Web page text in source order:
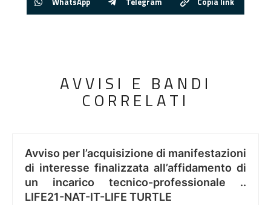
AVVISI E BANDI
CORRELATI
Avviso per l’acquisizione di manifestazioni
di interesse finalizzata all’affidamento di
un incarico tecnico-professionale ..
LIFE21-NAT-IT-LIFE TURTLE